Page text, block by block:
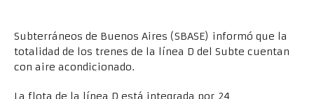
Subterráneos de Buenos Aires (SBASE) informó que la
totalidad de los trenes de la línea D del Subte cuentan
con aire acondicionado.
La flota de la línea D está integrada por 24